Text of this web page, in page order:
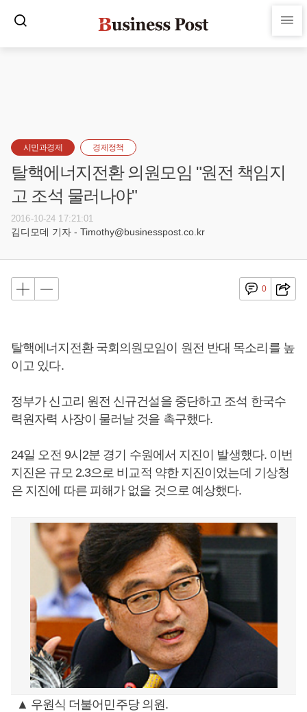
시민과경제 경제정책
탈핵에너지전환 의원모임 "원전 책임지
고 조석 물러나야"
2016-10-24 17:21:01
김디모데 기자 - Timothy@businesspost.co.kr
0
탈핵에너지전환 국회의원모임이 원전 반대 목소리를 높
이고 있다.
정부가 신고리 원전 신규건설을 중단하고 조석 한국수
력원자력 사장이 물러날 것을 촉구했다.
24일 오전 9시2분 경기 수원에서 지진이 발생했다. 이번
지진은 규모 2.3으로 비교적 약한 지진이었는데 기상청
은 지진에 따른 피해가 없을 것으로 예상했다.
▲ 우원식 더불어민주당 의원.